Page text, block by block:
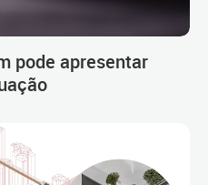
pode apresentar